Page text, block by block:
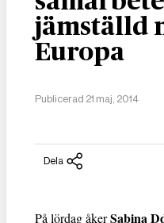
jämställd
Europa
Publicerad 21 maj, 2014
Dela
På lördag åkerSabina